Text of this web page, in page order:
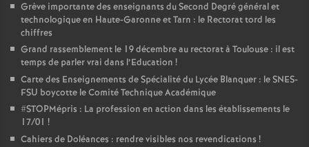
Grève importante des enseignants du Second Degré général et
technologique en Haute-Garonne et Tarn : le Rectorat tord les
chiffres
Grand rassemblement le 19 décembre au rectorat à Toulouse : il est
temps de parler vrai dans l’Education !
Carte des Enseignements de Spécialité du Lycée Blanquer : le SNES-
FSU boycotte le Comité Technique Académique
#STOPMépris : La profession en action dans les établissements le
17/01 !
Cahiers de Doléances : rendre visibles nos revendications !